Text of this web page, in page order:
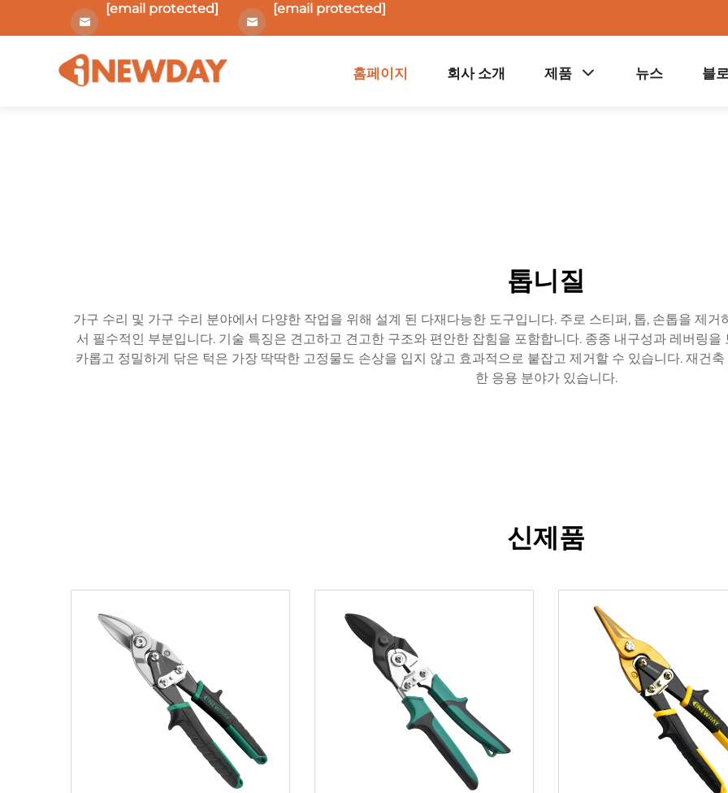
[email protected] [email protected]
홈페이지 회사 소개 제품 뉴스 블
톱니질
가구 수리 및 가구 수리 분야에서 다양한 작업을 위해 설계 된 다재다능한 도구입니다. 주로 스티퍼, 톱, 손톱을 제
서 필수적인 부분입니다. 기술 특징은 견고하고 견고한 구조와 편안한 잡힘을 포함합니다. 종종 내구성과 레버링
카롭고 정밀하게 닦은 턱은 가장 딱딱한 고정물도 손상을 입지 않고 효과적으로 붙잡고 제거할 수 있습니다. 재건
한 응용 분야가 있습니다.
신제품